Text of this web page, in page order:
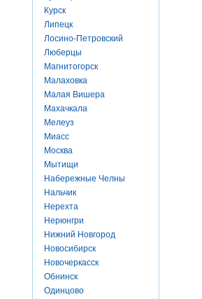
Курск
Липецк
Лосино-Петровский
Люберцы
Магнитогорск
Малаховка
Малая Вишера
Махачкала
Мелеуз
Миасс
Москва
Мытищи
Набережные Челны
Нальчик
Нерехта
Нерюнгри
Нижний Новгород
Новосибирск
Новочеркасск
Обнинск
Одинцово